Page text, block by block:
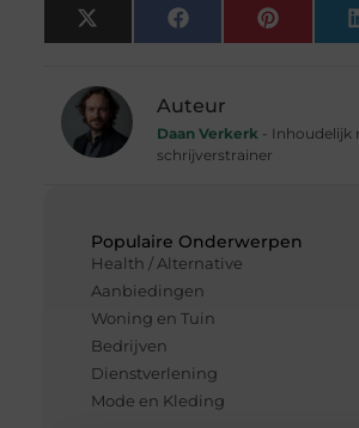
Populaire Onderwerpen
Health / Alternative
Aanbiedingen
Woning en Tuin
Bedrijven
Dienstverlening
Mode en Kleding
X
(Twitter)
FacebookPinterest
Auteur
Daan Verkerk- Inhoudelijk
schrijverstrainer